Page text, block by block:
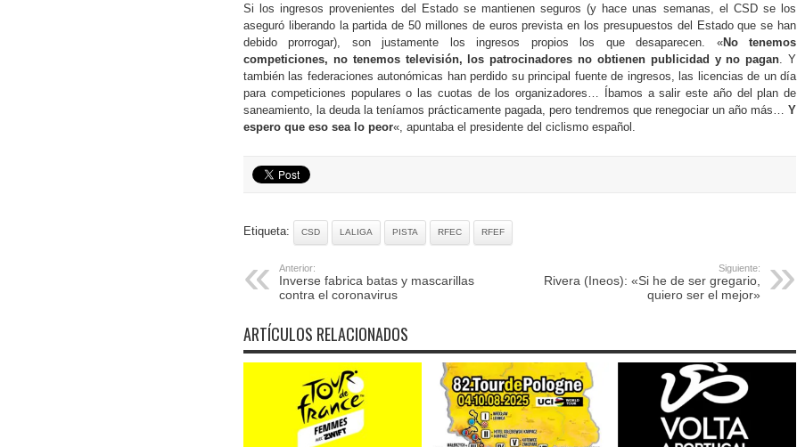
Si los ingresos provenientes del Estado se mantienen seguros (y hace unas semanas, el CSD se los
aseguró liberando la partida de 50 millones de euros prevista en los presupuestos del Estado que se han
debido prorrogar), son justamente los ingresos propios los que desaparecen. «No tenemos
competiciones, no tenemos televisión, los patrocinadores no obtienen publicidad y no pagan . Y
también las federaciones autonómicas han perdido su principal fuente de ingresos, las licencias de un día
para competiciones populares o las cuotas de los organizadores… Íbamos a salir este año del plan de
saneamiento, la deuda la teníamos prácticamente pagada, pero tendremos que renegociar un año más… Y
espero que eso sea lo peor«, apuntaba el presidente del ciclismo español.
Etiqueta: CSD LALIGA PISTA RFEC RFEF
Anterior:
Inverse fabrica batas y mascarillas
contra el coronavirus
Siguiente:
Rivera (Ineos): «Si he de ser gregario,
quiero ser el mejor»
ARTÍCULOS RELACIONADOS